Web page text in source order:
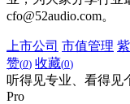
cfo@52audio.com。
上市公司 市值管理
赞(0) 收藏(0)
听得见专业、看得见
Pro